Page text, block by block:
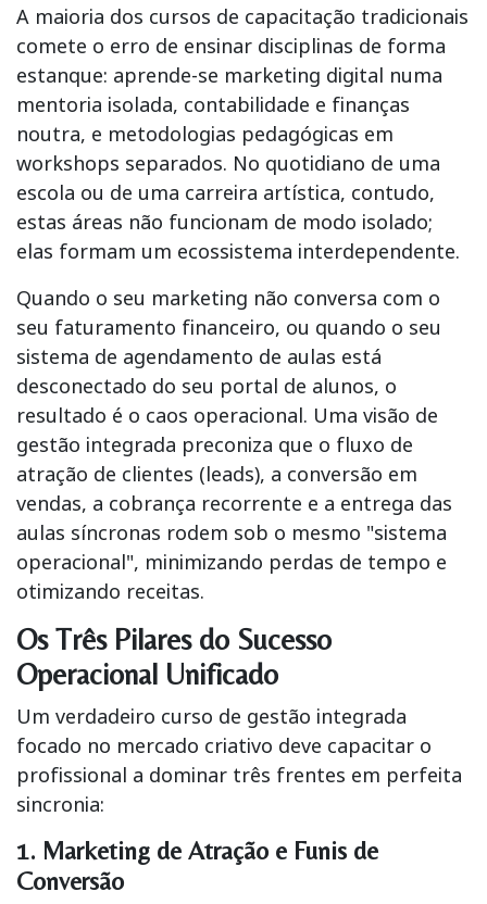
A maioria dos cursos de capacitação tradicionais
comete o erro de ensinar disciplinas de forma
estanque: aprende-se marketing digital numa
mentoria isolada, contabilidade e finanças
noutra, e metodologias pedagógicas em
workshops separados. No quotidiano de uma
escola ou de uma carreira artística, contudo,
estas áreas não funcionam de modo isolado;
elas formam um ecossistema interdependente.
Quando o seu marketing não conversa com o
seu faturamento financeiro, ou quando o seu
sistema de agendamento de aulas está
desconectado do seu portal de alunos, o
resultado é o caos operacional. Uma visão de
gestão integrada preconiza que o fluxo de
atração de clientes (leads), a conversão em
vendas, a cobrança recorrente e a entrega das
aulas síncronas rodem sob o mesmo "sistema
operacional", minimizando perdas de tempo e
otimizando receitas.
Os Três Pilares do Sucesso
Operacional Unificado
Um verdadeiro curso de gestão integrada
focado no mercado criativo deve capacitar o
profissional a dominar três frentes em perfeita
sincronia:
1. Marketing de Atração e Funis de
Conversão